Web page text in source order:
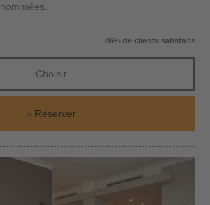
86% de clients satisfaits
Choisir
Réserver